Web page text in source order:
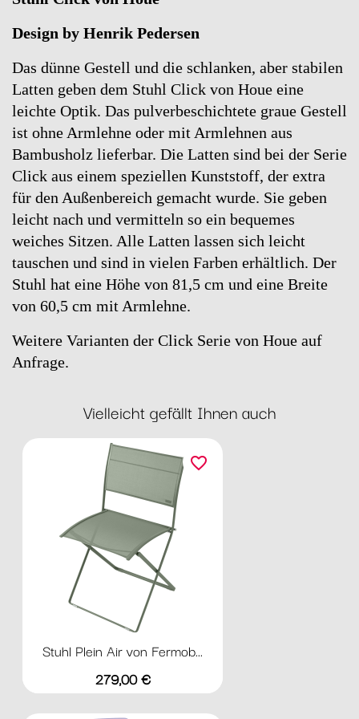
Design by Henrik Pedersen
Das dünne Gestell und die schlanken, aber stabilen
Latten geben dem Stuhl Click von Houe eine
leichte Optik. Das pulverbeschichtete graue Gestell
ist ohne Armlehne oder mit Armlehnen aus
Bambusholz lieferbar. Die Latten sind bei der Serie
Click aus einem speziellen Kunststoff, der extra
für den Außenbereich gemacht wurde. Sie geben
leicht nach und vermitteln so ein bequemes
weiches Sitzen. Alle Latten lassen sich leicht
tauschen und sind in vielen Farben erhältlich. Der
Stuhl hat eine Höhe von 81,5 cm und eine Breite
von 60,5 cm mit Armlehne.
Weitere Varianten der Click Serie von Houe auf
Anfrage.
Vielleicht gefällt Ihnen auch
Stuhl Plein Air von Fermob...
Preis
279,00 €
favorite_border